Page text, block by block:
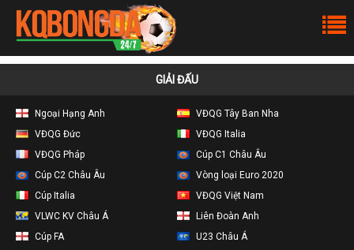
GIẢI ĐẤU
Ngoại Hạng Anh
VĐQG Tây Ban Nha
VĐQG Đức
VĐQG Italia
VĐQG Pháp
Cúp C1 Châu Âu
Cúp C2 Châu Âu
Vòng loại Euro 2020
Cúp Italia
VĐQG Việt Nam
VLWC KV Châu Á
Liên Đoàn Anh
Cúp FA
U23 Châu Á